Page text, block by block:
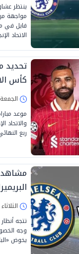
ينتظر
مواجهة
فايل في
الاتحاد
تحديد
كأس
الجمعة 13/مارس/2026 - 05:27 م
موعد
والاتحاد
ربع
الثلاثاء 30/ديسمبر/2025 - 08:56 م
تتجه
وجه
يخوض